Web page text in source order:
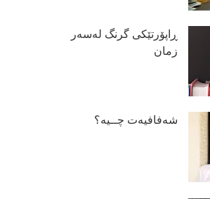
ڕاپۆرتێكی گرنگ لەسەر
زمان
شەفافیەت چــیە؟